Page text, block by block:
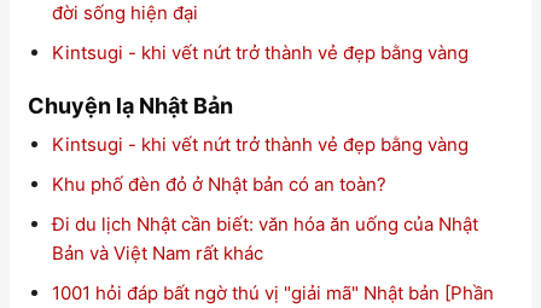
đời sống hiện đại
Kintsugi - khi vết nứt trở thành vẻ đẹp bằng vàng
Chuyện lạ Nhật Bản
Kintsugi - khi vết nứt trở thành vẻ đẹp bằng vàng
Khu phố đèn đỏ ở Nhật bản có an toàn?
Đi du lịch Nhật cần biết: văn hóa ăn uống của Nhật
Bản và Việt Nam rất khác
1001 hỏi đáp bất ngờ thú vị "giải mã" Nhật bản [Phần